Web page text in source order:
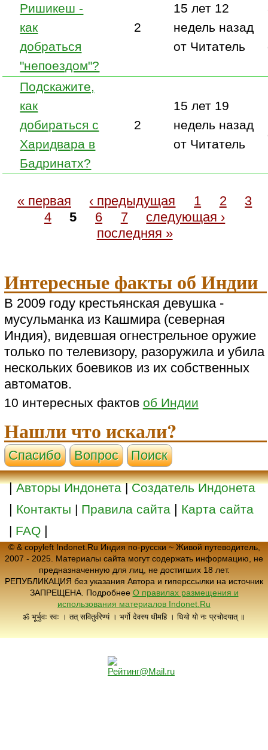
Ришикеш -
как
добраться
"непоездом"?
2
15 лет 12
недель назад
от Читатель
Подскажите,
как
добираться с
Харидвара в
Бадринатх?
2
15 лет 19
недель назад
от Читатель
« первая ‹ предыдущая 1 2
3
4
5 6 7
следующая ›
последняя »
Интересные факты об Индии
В 2009 году крестьянская девушка -
мусульманка из Кашмира (северная
Индия), видевшая огнестрельное оружие
только по телевизору, разоружила и убила
нескольких боевиков из их собственных
автоматов.
10 интересных фактов об Индии
Нашли что искали?
Cпасибо Вопрос Поиск
|Авторы Индонета|Создатель Индонета
| Контакты | Правила сайта | Карта сайта
| FAQ |
© & copyleft Indonet.Ru Индия по-русски ~ Живой путеводитель,
2007 - 2025. Материалы сайта могут содержать информацию, не
предназначенную для лиц, не достигших 18 лет.
РЕПУБЛИКАЦИЯ без указания Автора и гиперссылки на источник
ЗАПРЕЩЕНА. Подробнее О правилах размещения и
использования материалов Indonet.Ru
ॐ भूर्भुवः स्वः । तत् सवितुर्वरेण्यं । भर्गो देवस्य धीमहि । धियो यो नः प्रचोदयात् ॥